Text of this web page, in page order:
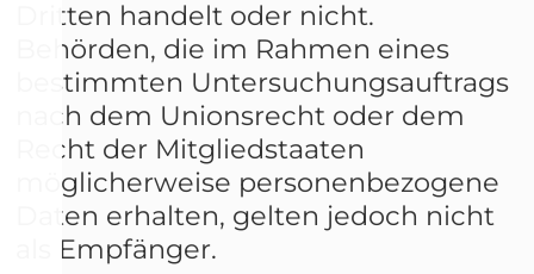
Dritten handelt oder nicht.
Behörden, die im Rahmen eines
bestimmten Untersuchungsauftrags
nach dem Unionsrecht oder dem
Recht der Mitgliedstaaten
möglicherweise personenbezogene
Daten erhalten, gelten jedoch nicht
als Empfänger.